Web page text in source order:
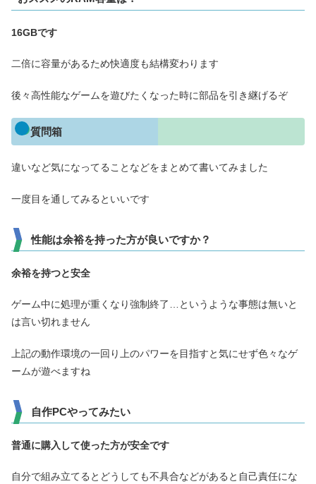
16GBです
二倍に容量があるため快適度も結構変わります
後々高性能なゲームを遊びたくなった時に部品を引き継げるぞ
質問箱
違いなど気になってることなどをまとめて書いてみました
一度目を通してみるといいです
性能は余裕を持った方が良いですか？
余裕を持つと安全
ゲーム中に処理が重くなり強制終了…というような事態は無いと
は言い切れません
上記の動作環境の一回り上のパワーを目指すと気にせず色々なゲ
ームが遊べますね
自作PCやってみたい
普通に購入して使った方が安全です
自分で組み立てるとどうしても不具合などがあると自己責任にな